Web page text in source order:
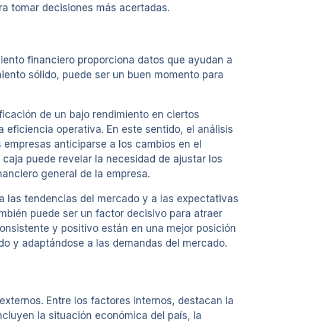
tomar decisiones más acertadas.
financiero proporciona datos que ayudan a
sólido, puede ser un buen momento para
de un bajo rendimiento en ciertos
operativa. En este sentido, el análisis
anticiparse a los cambios en el
puede revelar la necesidad de ajustar los
general de la empresa.
las tendencias del mercado y a las expectativas
puede ser un factor decisivo para atraer
y positivo están en una mejor posición
y adaptándose a las demandas del mercado.
Entre los factores internos, destacan la
la situación económica del país, la